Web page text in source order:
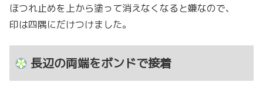
ほつれ止めを上から塗って消えなくなると嫌なので、
印は四隅にだけつけました。
長辺の両端をボンドで接着